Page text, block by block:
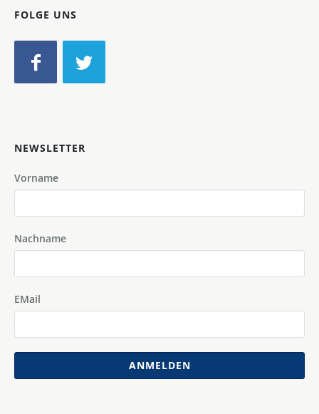
FOLGE UNS
NEWSLETTER
Vorname
Nachname
EMail
ANMELDEN